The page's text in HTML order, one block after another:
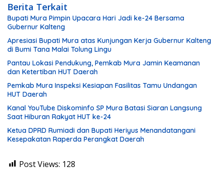
Berita Terkait
Bupati Mura Pimpin Upacara Hari Jadi ke-24 Bersama
Gubernur Kalteng
Apresiasi Bupati Mura atas Kunjungan Kerja Gubernur Kalteng
di Bumi Tana Malai Tolung Lingu
Pantau Lokasi Pendukung, Pemkab Mura Jamin Keamanan
dan Ketertiban HUT Daerah
Pemkab Mura Inspeksi Kesiapan Fasilitas Tamu Undangan
HUT Daerah
Kanal YouTube Diskominfo SP Mura Batasi Siaran Langsung
Saat Hiburan Rakyat HUT ke-24
Ketua DPRD Rumiadi dan Bupati Heriyus Menandatangani
Kesepakatan Raperda Perangkat Daerah
Post Views: 128